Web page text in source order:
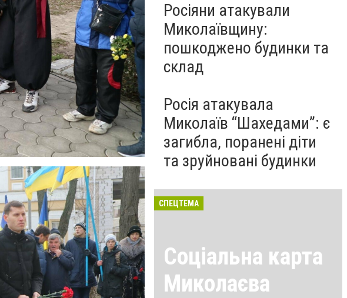
Росіяни атакували
Миколаївщину:
пошкоджено будинки та
склад
Росія атакувала
Миколаїв “Шахедами”: є
загибла, поранені діти
та зруйновані будинки
СПЕЦТЕМА
Соціальна карта
Миколаєва